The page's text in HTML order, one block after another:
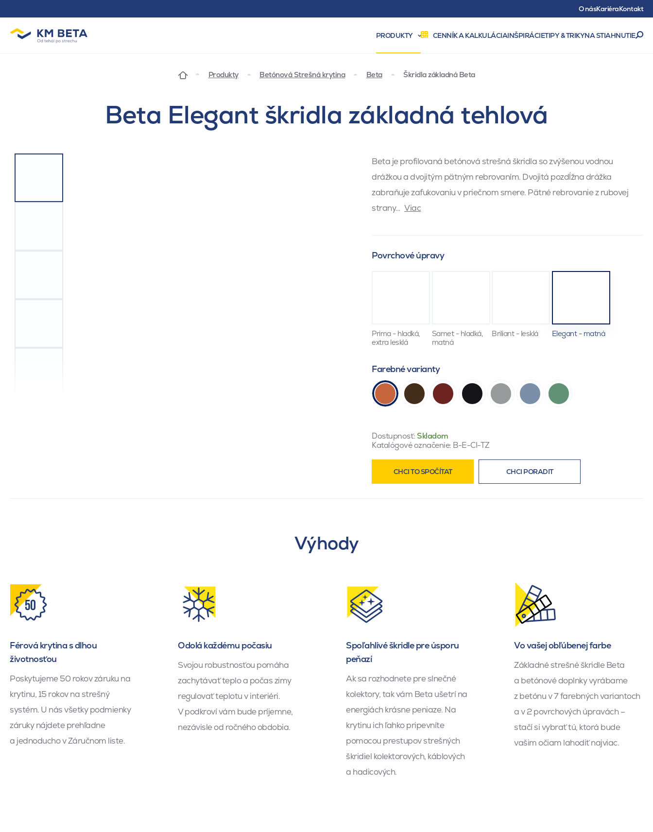
O násKariéraKontakt
PRODUKTY CENNÍK A KALKULÁCIAINŠPIRÁCIETIPY & TRIKYNA STIAHNUTIE
Produkty Betónová Strešná krytina Beta Škridla základná Beta
Beta Elegant škridla základná tehlová
Beta je profilovaná betónová strešná škridla so zvýšenou vodnou
drážkou a dvojitým pätným rebrovaním. Dvojitá pozdĺžna drážka
zabraňuje zafukovaniu v priečnom smere. Pätné rebrovanie z rubovej
strany… Viac
Povrchové úpravy
Prima - hladká,
extra lesklá
Samet - hladká,
matná
Briliant - lesklá Elegant - matná
Farebné varianty
Dostupnosť: Skladom
Katalógové označenie: B-E-CI-TZ
CHCI TO SPOČÍTAT CHCI PORADIT
Výhody
Férová krytina s dlhou
životnosťou
Poskytujeme 50 rokov záruku na
krytinu, 15 rokov na strešný
systém. U nás všetky podmienky
záruky nájdete prehľadne
a jednoducho v Záručnom liste.
Odolá každému počasiu
Svojou robustnosťou pomáha
zachytávať teplo a počas zimy
regulovať teplotu v interiéri.
V podkroví vám bude príjemne,
nezávisle od ročného obdobia.
Spoľahlivé škridle pre úsporu
peňazí
Ak sa rozhodnete pre slnečné
kolektory, tak vám Beta ušetrí na
energiách krásne peniaze. Na
krytinu ich ľahko pripevníte
pomocou prestupov strešných
škridiel kolektorových, káblových
a hadicových.
Vo vašej obľúbenej farbe
Základné strešné škridle Beta
a betónové doplnky vyrábame
z betónu v 7 farebných variantoch
a v 2 povrchových úpravách –
stačí si vybrať tú, ktorá bude
vašim očiam lahodiť najviac.